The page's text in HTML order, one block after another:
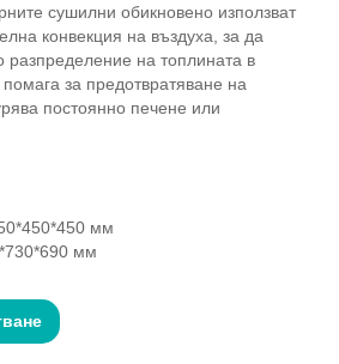
сушилни обикновено използват
конвекция на въздуха, за да
разпределение на топлината в
за предотвратяване на
постоянно печене или
мм
мм